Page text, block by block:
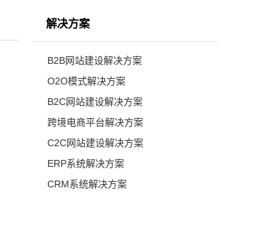
解决方案
B2B网站建设解决方案
O2O模式解决方案
B2C网站建设解决方案
跨境电商平台解决方案
C2C网站建设解决方案
ERP系统解决方案
CRM系统解决方案